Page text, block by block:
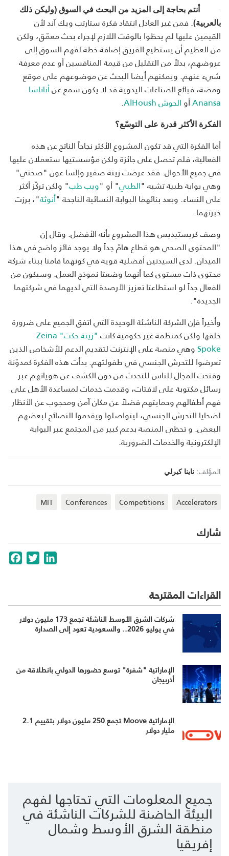
-أنتم بحاجة إلى المزيد من البحث في السوق (وليكن ذلك
بالعربية). فمن غير العادل انتقاد فكرة ستارتب ويك آند لأن
القيمين عليها لم يحظوا بالوقت اللازم لإجراء بحث معمّق، ولكن
من العظيم أن يستطيع الفريق إضافة خطة لفهم السوق إلى
عروضهم، بدلاً من التقليل من قيمة المنافسين أو عدم معرفة
شيء عنهم. ويمكنهم أيضا البحث عن موضوعهم على موقع
ومضة، فبائع الصناعات اليدوية قد لا يكون سمع عنأناناسا
Anansaأوالحوش AlHoush .
الفكرة الأكثر قدرة على التوسّع؟
أما الفكرة التي قد تكون المشروع الأكثر نجاحاً الناتج عن هذه
الفعالية، فلم تحصل على جائزة ولكن مؤسستيها ستعملان عليها
في جميع الأحوال. فقد عرضت زينة صفير وإلسا عون "صحتي"
وهي بوابة طبية تشبه "الطبي" أو "ويب طب" ولكن تركّز أكثر
على النساء. وبعد بنائهما البوابة النسائية الناجحة "أنوثة"، برزت
خبرتهما.
وصف كريستيديس هذا المشروع بأنه الأفضل. وقال إن
"المحتوى الصحي هو قطاع هامّ جداً ولا يوجد فائز واضح في هذا
الميدان. لدى السيدتين أفضلية قوية في كونهما قامتا ببناء شركة
محتوى ذات مستوى كما أنهما وضعتا نموذج العمل. وسيكون من
الفعال جداً لو استطاعتا تعزيز الأرصدة التي لديهما في شركتهما
الجديدة".
وأخيراً فإن الشركة الناشئة الوحيدة التي اتفق الجميع على ضرورة
خلقها ولكن كمنظمة غير حكومية كانت
"زينة حكت" Zeina
Spokeوهي منصة على الإنترنت لتقديم الدعم للأشخاص الذين
تعرضوا للتحرش الجنسي في طفولتهم. بدأت هذه الفكرة كمدوّنة
وفتحت المجال للناس للتحدث من دون الكشف عن هوياتهم عبر
رسائل مكتوبة على لافتات، وقدمت خدمات لمساعدة الأهل على
فهم أطفالهم وحمايتهم فضلاً عن مكان آمن ومحجوب عن الأنظار
لضحايا التحرش الجنسي، ليتواصلوا ويقدموا النصائح لبعضهم
البعض. و تحظى المنصة بدعم كبير من المجتمع عبر البوابة
الإلكترونية والخدمات الضرورية.
المؤلف: ناينا كيرلي
Accelerators
Competitions
Conferences
MIT
شارك
TwitterLinkedIn
القراءات المقترحة
شركات الشرق الأوسط الناشئة تجمع 173 مليون دولار
في يوليو 2026.. والسعودية تعود إلى الصدارة
الإماراتية "شفرة" توسع حضورها الدولي بانطلاقة من
أذربيجان
الإماراتية Moove تجمع 250 مليون دولار بتقييم 2.1
مليار دولار
جميع المعلومات التي تحتاجها لفهم
البيئة الحاضنة للشركات الناشئة في
منطقة الشرق الأوسط وشمال
إفريقيا